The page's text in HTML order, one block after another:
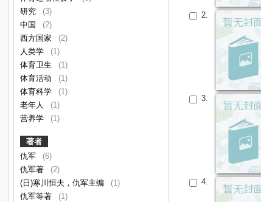
研究
(3)
中国
(2)
西方国家
(2)
人类学
(1)
体育卫生
(1)
体育活动
(1)
体育科学
(1)
老年人
(1)
营养学
(1)
著者
仇军
(6)
仇军著
(2)
(日)寒川恒夫，仇军主编
(1)
仇军等著
(1)
2.
3.
4.